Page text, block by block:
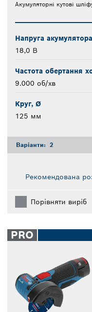
Акумуляторні кутові
Напруга акумулятора
18,0 В
Частота обертання
9.000 об/хв
Круг, Ø
125 мм
Варіанти: 2
Рекомендована
Порівняти виріб
PRO